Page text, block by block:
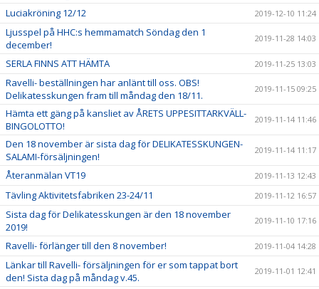
Luciakröning 12/12 2019-12-10 11:24
Ljusspel på HHC:s hemmamatch Söndag den 1
december!
2019-11-28 14:03
SERLA FINNS ATT HÄMTA 2019-11-25 13:03
Ravelli- beställningen har anlänt till oss. OBS!
Delikatesskungen fram till måndag den 18/11.
2019-11-15 09:25
Hämta ett gäng på kansliet av ÅRETS UPPESITTARKVÄLL-
BINGOLOTTO!
2019-11-14 11:46
Den 18 november är sista dag för DELIKATESSKUNGEN-
SALAMI-försäljningen!
2019-11-14 11:17
Återanmälan VT19 2019-11-13 12:43
Tävling Aktivitetsfabriken 23-24/11 2019-11-12 16:57
Sista dag för Delikatesskungen är den 18 november
2019!
2019-11-10 17:16
Ravelli- förlänger till den 8 november! 2019-11-04 14:28
Länkar till Ravelli- försäljningen för er som tappat bort
den! Sista dag på måndag v.45.
2019-11-01 12:41